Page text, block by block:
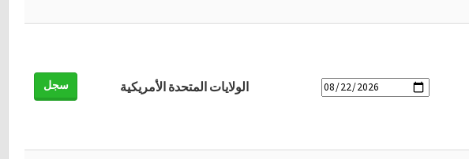
الولايات المتحدة الأمريكية سجل